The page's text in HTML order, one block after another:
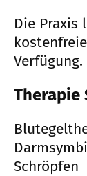
Die Praxis
Verfügung.
Therapie
Schröpfen